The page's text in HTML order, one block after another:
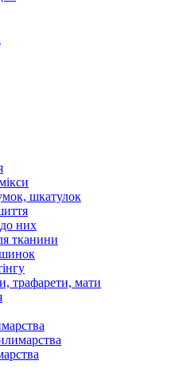
шкатулок
них
тканини
трафарети, мати